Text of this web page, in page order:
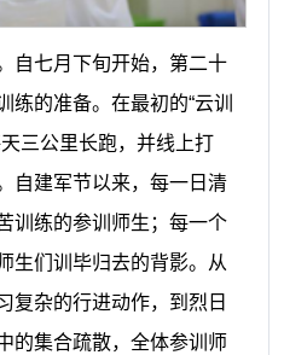
自七月下旬开始，第二十
练的准备。在最初的“云训
三公里长跑，并线上打
自建军节以来，每一日清
训练的参训师生；每一个
生们训毕归去的背影。从
复杂的行进动作，到烈日
的集合疏散，全体参训师